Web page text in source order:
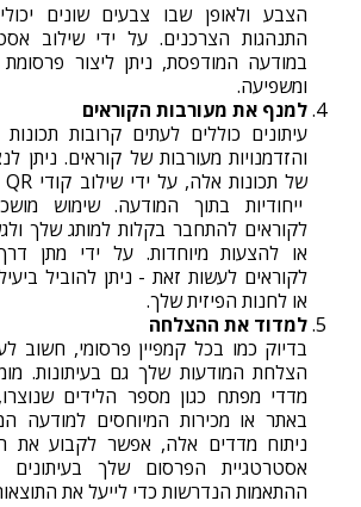
הצבע ולאופן שבו צבעים שונים
התנהגות הצרכנים. על ידי שילוב
במודעה המודפסת, ניתן ליצור פרסומת
ומשפיעה.
למנף את מעורבות הקוראים
עיתונים כוללים לעתים קרובות תכונות
והזדמנויות מעורבות של קוראים. ניתן
ייחודיות בתוך המודעה. שימוש
לקוראים להתחבר בקלות למותג שלך
או להצעות מיוחדות. על ידי מתן
לקוראים לעשות זאת - ניתן להוביל
או לחנות הפיזית שלך.
למדוד את ההצלחה
בדיוק כמו בכל קמפיין פרסומי, חשוב
הצלחת המודעות שלך גם בעיתונות.
מדדי מפתח כגון מספר הלידים
באתר או מכירות המיוחסים למודעה
ניתוח מדדים אלה, אפשר לקבוע את
אסטרטגיית הפרסום שלך
ההתאמות הנדרשות כדי לייעל את